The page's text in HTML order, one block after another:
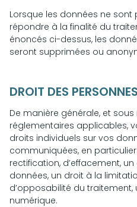
Lorsque les données ne
répondre à la finalité du
énoncés ci-dessus, les
seront supprimées ou
DROIT DES PERSONNES
De manière générale, et
réglementaires applicables,
droits individuels sur vos
communiquées, en
rectification, d’effacement,
données, un droit à la
d’opposabilité du
numérique.